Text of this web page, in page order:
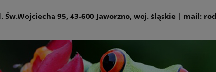
Św.Wojciecha 95, 43-600 Jaworzno, woj. śląskie | mail: